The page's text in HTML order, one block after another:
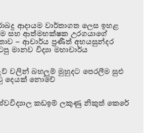
ආදායම වාර්තාගත ලෙස ඉහළ
සහ ආත්මභක්ෂක උරගයාගේ
– ආචාර්ය ප්‍රණීත් අභයසුන්දර
මානව විද්‍යා මහාචාර්ය
වලින් බහලුම් මුහුදට පෙරලීම සුළු
දෙයක් නොවේ
කඩඉම් ලකුණු නිකුත් කෙරේ